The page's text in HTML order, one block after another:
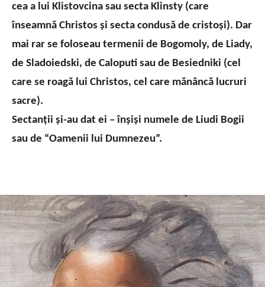
cea a lui Klistovcina sau secta Klinsty (care
înseamnă Christos şi secta condusă de cristoşi). Dar
mai rar se foloseau termenii de Bogomoly, de Liady,
de Sladoiedski, de Caloputi sau de Besiedniki (cel
care se roagă lui Christos, cel care mănâncă lucruri
sacre).
Sectanţii şi-au dat ei – înşişi numele de Liudi Bogii
sau de “Oamenii lui Dumnezeu”.